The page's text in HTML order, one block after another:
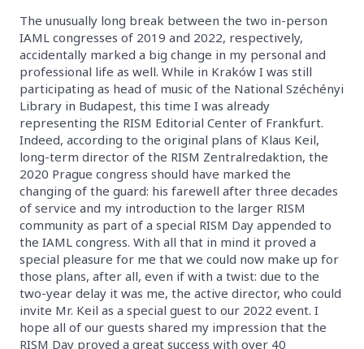
The unusually long break between the two in-person
IAML congresses of 2019 and 2022, respectively,
accidentally marked a big change in my personal and
professional life as well. While in Kraków I was still
participating as head of music of the National Széchényi
Library in Budapest, this time I was already
representing the RISM Editorial Center of Frankfurt.
Indeed, according to the original plans of Klaus Keil,
long-term director of the RISM Zentralredaktion, the
2020 Prague congress should have marked the
changing of the guard: his farewell after three decades
of service and my introduction to the larger RISM
community as part of a special RISM Day appended to
the IAML congress. With all that in mind it proved a
special pleasure for me that we could now make up for
those plans, after all, even if with a twist: due to the
two-year delay it was me, the active director, who could
invite Mr. Keil as a special guest to our 2022 event. I
hope all of our guests shared my impression that the
RISM Day proved a great success with over 40